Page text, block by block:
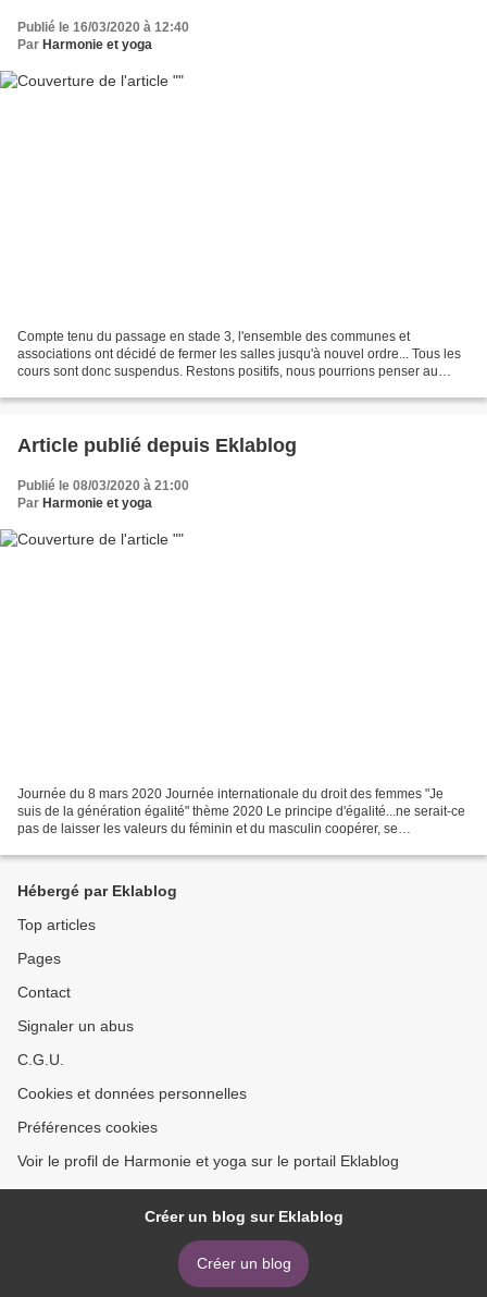
Publié le 16/03/2020 à 12:40
Par Harmonie et yoga
Compte tenu du passage en stade 3, l'ensemble des communes et
associations ont décidé de fermer les salles jusqu'à nouvel ordre... Tous les
cours sont donc suspendus. Restons positifs, nous pourrions penser au
Article publié depuis Eklablog
Publié le 08/03/2020 à 21:00
Par Harmonie et yoga
Journée du 8 mars 2020 Journée internationale du droit des femmes "Je
suis de la génération égalité" thème 2020 Le principe d'égalité...ne serait-ce
pas de laisser les valeurs du féminin et du masculin coopérer, se
Hébergé par Eklablog
Top articles
Pages
Contact
Signaler un abus
C.G.U.
Cookies et données personnelles
Préférences cookies
Voir le profil de Harmonie et yoga sur le portail Eklablog
Créer un blog sur Eklablog
Créer un blog